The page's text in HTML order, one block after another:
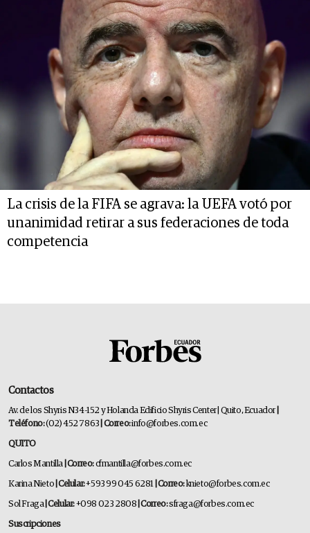
La crisis de la FIFA se agrava: la UEFA votó por
unanimidad retirar a sus federaciones de toda
competencia
Contactos
Av. de los Shyris N34-152 y Holanda Edificio Shyris Center | Quito, Ecuador
Teléfono:(02) 452 7863 | Correo:info@forbes.com.ec
QUITO
Carlos Mantilla | Correo:cfmantilla@forbes.com.ec
Karina Nieto | Celular:+593 99 045 6281 | Correo:knieto@forbes.com.ec
Sol Fraga| Celular:+098 023 2808 | Correo:sfraga@forbes.com.ec
Suscripciones